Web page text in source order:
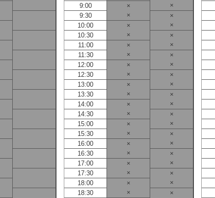
9:00
×
×
9:30
×
×
10:00
×
×
10:30
×
×
11:00
×
×
11:30
×
×
12:00
×
×
12:30
×
×
13:00
×
×
13:30
×
×
14:00
×
×
14:30
×
×
15:00
×
×
15:30
×
×
16:00
×
×
16:30
×
×
17:00
×
×
17:30
×
×
18:00
×
×
18:30
×
×